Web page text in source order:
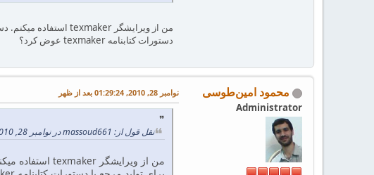
دستورات کتابنامه texmaker عوض کرد؟
محمود امین‌طوسی
Administrator
نوامبر 28, 2010, 01:29:24 بعد از ظهر
نقل قول از: massoud661 در نوامبر 28, 2010, 12:00:22 بعد از ظهر